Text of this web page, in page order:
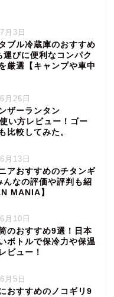
月3日
ブル冷蔵庫のおすすめ
運びに便利なコンパク
厳選【キャンプや車中
月26日
ザーランタン
い方レビュー！ゴー
比較してみた。
月13日
アおすすめのチタンギ
んなの評価や評判も紹
MANIA】
月10日
のおすすめ9選！日本
ボトルで保冷力や保温
ビュー！
月5日
おすすめのノコギリ9